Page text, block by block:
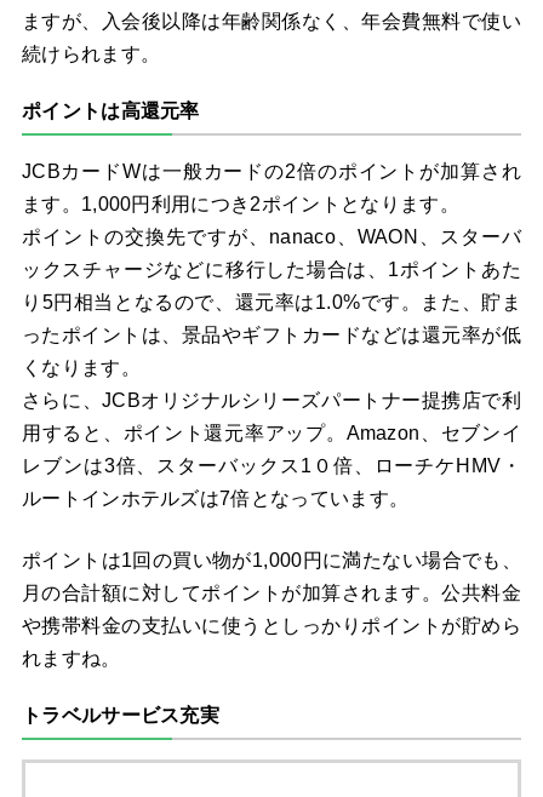
ますが、入会後以降は年齢関係なく、年会費無料で使い
続けられます。
ポイントは高還元率
JCBカードWは一般カードの2倍のポイントが加算され
ます。1,000円利用につき2ポイントとなります。
ポイントの交換先ですが、nanaco、WAON、スターバ
ックスチャージなどに移行した場合は、1ポイントあた
り5円相当となるので、還元率は1.0%です。また、貯ま
ったポイントは、景品やギフトカードなどは還元率が低
くなります。
さらに、JCBオリジナルシリーズパートナー提携店で利
用すると、ポイント還元率アップ。Amazon、セブンイ
レブンは3倍、スターバックス1０倍、ローチケHMV・
ルートインホテルズは7倍となっています。
ポイントは1回の買い物が1,000円に満たない場合でも、
月の合計額に対してポイントが加算されます。公共料金
や携帯料金の支払いに使うとしっかりポイントが貯めら
れますね。
トラベルサービス充実